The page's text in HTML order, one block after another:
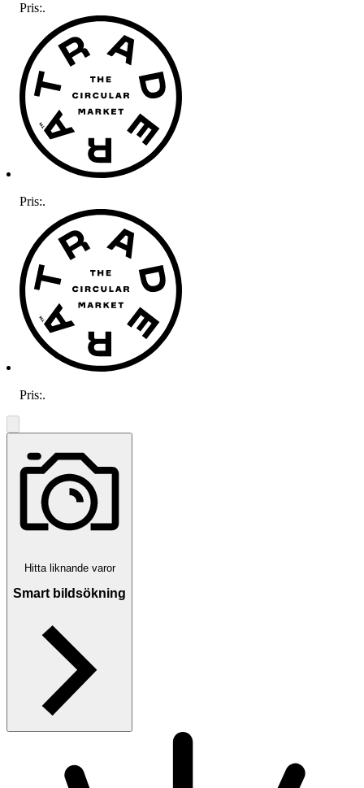
Pris:.
Pris:.
Pris:.
Hitta liknande varor
Smart bildsökning